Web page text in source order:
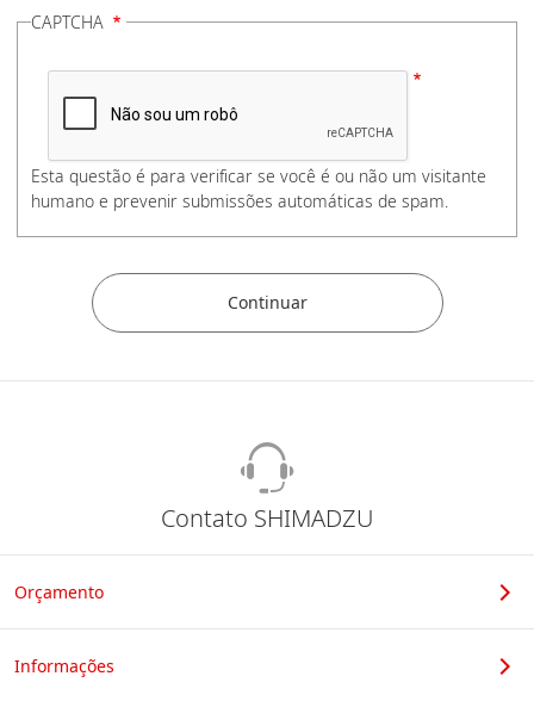
Celular
Organização
Cargo
CAPTCHA
Esta questão é para verificar se você é ou não um visitante
humano e prevenir submissões automáticas de spam.
Contato SHIMADZU
Orçamento
Informações